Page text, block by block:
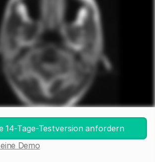
14-Tage-Testversion anfordern
Demo